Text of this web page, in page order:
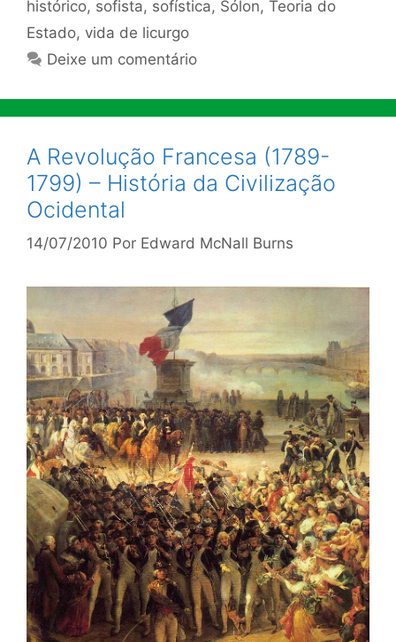
histórico, sofista, sofística, Sólon, Teoria do
Estado, vida de licurgo
Deixe um comentário
A Revolução Francesa (1789-
1799) – História da Civilização
Ocidental
14/07/2010 Por Edward McNall Burns